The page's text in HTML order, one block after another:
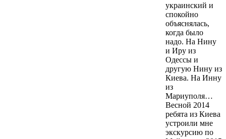
украинский и
спокойно
объяснялась,
когда было
надо. На Нину
и Иру из
Одессы и
другую Нину из
Киева. На Инну
из
Мариуполя…
Весной 2014
ребята из Киева
устроили мне
экскурсию по